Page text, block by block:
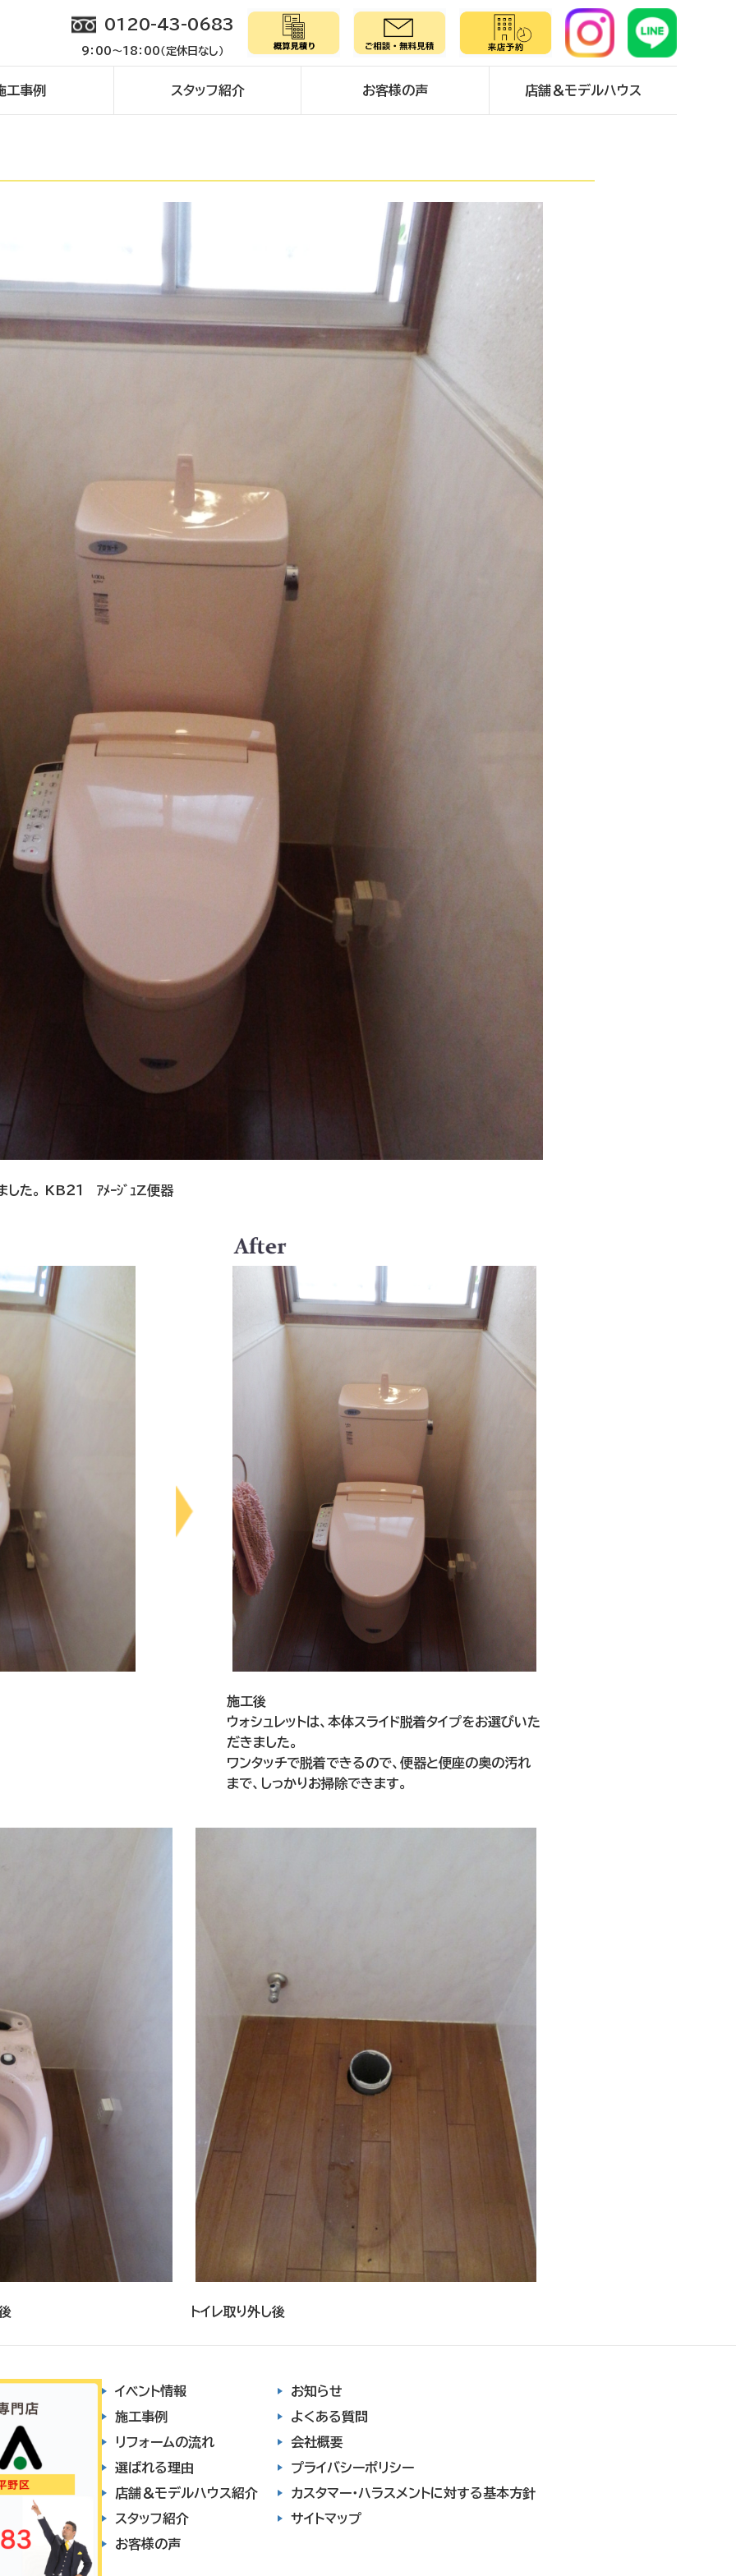
0120-43-0683
9：00～18：00（定休日なし）
工事例 スタッフ紹介 お客様の声 店舗＆モデルハウス
した。 KB２１ ｱﾒｰｼﾞｭZ便器
施工後
ウォシュレットは、本体スライド脱着タイプをお選びいた
だきました。
ワンタッチで脱着できるので、便器と便座の奥の汚れ
まで、しっかりお掃除できます。
トイレ取り外し後
イベント情報
施工事例
リフォームの流れ
選ばれる理由
店舗＆モデルハウス紹介
スタッフ紹介
お客様の声
お知らせ
よくある質問
会社概要
プライバシーポリシー
カスタマー・ハラスメントに対する基本方針
サイトマップ